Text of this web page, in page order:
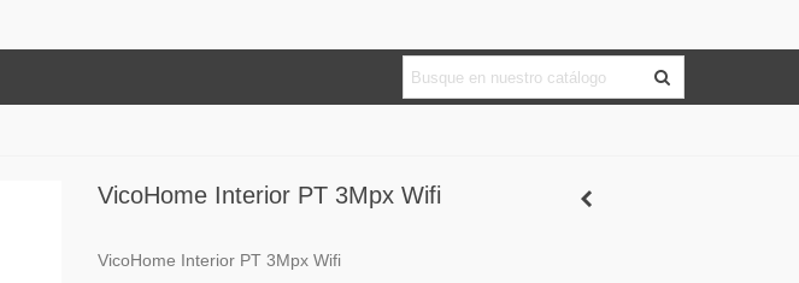
VicoHome Interior PT 3Mpx Wifi
VicoHome Interior PT 3Mpx Wifi